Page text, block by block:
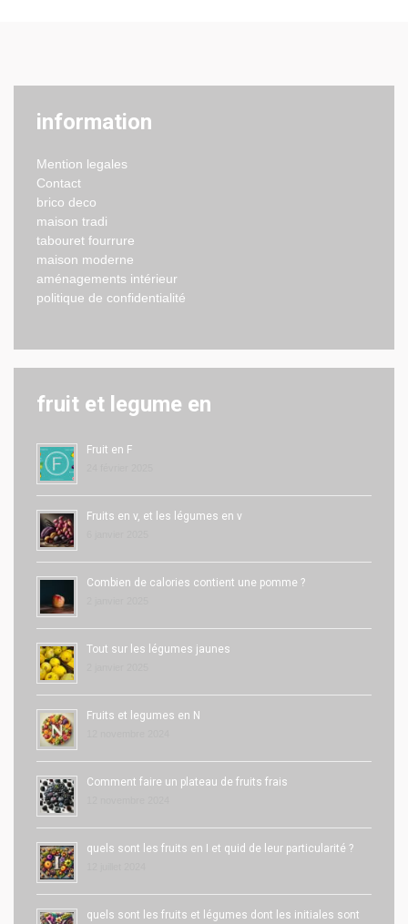
information
Mention legales
Contact
brico deco
maison tradi
tabouret fourrure
maison moderne
aménagements intérieur
politique de confidentialité
fruit et legume en
Fruit en F
Fruits en v, et les légumes en v
Combien de calories contient une pomme ?
Tout sur les légumes jaunes
Fruits et legumes en N
Comment faire un plateau de fruits frais
quels sont les fruits en I et quid de leur particularité ?
quels sont les fruits et légumes dont les initiales sont